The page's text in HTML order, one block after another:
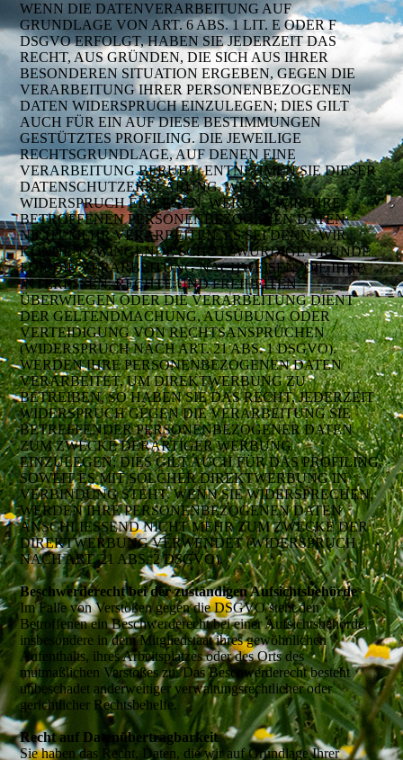
WENN DIE DATENVERARBEITUNG AUF
GRUNDLAGE VON ART. 6 ABS. 1 LIT. E ODER F
DSGVO ERFOLGT, HABEN SIE JEDERZEIT DAS
RECHT, AUS GRÜNDEN, DIE SICH AUS IHRER
BESONDEREN SITUATION ERGEBEN, GEGEN DIE
VERARBEITUNG IHRER PERSONENBEZOGENEN
DATEN WIDERSPRUCH EINZULEGEN; DIES GILT
AUCH FÜR EIN AUF DIESE BESTIMMUNGEN
GESTÜTZTES PROFILING. DIE JEWEILIGE
RECHTSGRUNDLAGE, AUF DENEN EINE
VERARBEITUNG BERUHT, ENTNEHMEN SIE DIESER
DATENSCHUTZERKLÄRUNG. WENN SIE
WIDERSPRUCH EINLEGEN, WERDEN WIR IHRE
BETROFFENEN PERSONENBEZOGENEN DATEN
NICHT MEHR VERARBEITEN, ES SEI DENN, WIR
KÖNNEN ZWINGENDE SCHUTZWÜRDIGE GRÜNDE
FÜR DIE VERARBEITUNG NACHWEISEN, DIE IHRE
INTERESSEN, RECHTE UND FREIHEITEN
ÜBERWIEGEN ODER DIE VERARBEITUNG DIENT
DER GELTENDMACHUNG, AUSÜBUNG ODER
VERTEIDIGUNG VON RECHTSANSPRÜCHEN
(WIDERSPRUCH NACH ART. 21 ABS. 1 DSGVO).
WERDEN IHRE PERSONENBEZOGENEN DATEN
VERARBEITET, UM DIREKTWERBUNG ZU
BETREIBEN, SO HABEN SIE DAS RECHT, JEDERZEIT
WIDERSPRUCH GEGEN DIE VERARBEITUNG SIE
BETREFFENDER PERSONENBEZOGENER DATEN
ZUM ZWECKE DERARTIGER WERBUNG
EINZULEGEN; DIES GILT AUCH FÜR DAS PROFILING,
SOWEIT ES MIT SOLCHER DIREKTWERBUNG IN
VERBINDUNG STEHT. WENN SIE WIDERSPRECHEN,
WERDEN IHRE PERSONENBEZOGENEN DATEN
ANSCHLIESSEND NICHT MEHR ZUM ZWECKE DER
DIREKTWERBUNG VERWENDET (WIDERSPRUCH
NACH ART. 21 ABS. 2 DSGVO).
Beschwerderecht bei der zuständigen Aufsichtsbehörde
Im Falle von Verstößen gegen die DSGVO steht den
Betroffenen ein Beschwerderecht bei einer Aufsichtsbehörde,
insbesondere in dem Mitgliedstaat ihres gewöhnlichen
Aufenthalts, ihres Arbeitsplatzes oder des Orts des
mutmaßlichen Verstoßes zu. Das Beschwerderecht besteht
unbeschadet anderweitiger verwaltungsrechtlicher oder
gerichtlicher Rechtsbehelfe.
Recht auf Datenübertragbarkeit
Sie haben das Recht, Daten, die wir auf Grundlage Ihrer